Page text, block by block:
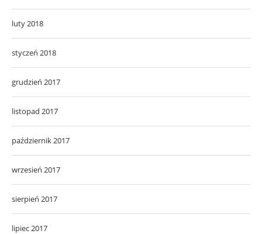
luty 2018
styczeń 2018
grudzień 2017
listopad 2017
październik 2017
wrzesień 2017
sierpień 2017
lipiec 2017